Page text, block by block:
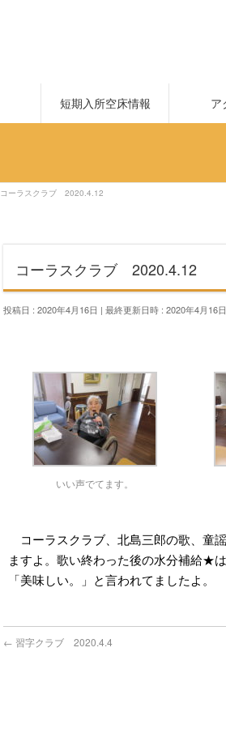
短期入所空床情報 ア
コーラスクラブ 2020.4.12
コーラスクラブ 2020.4.12
投稿日 : 2020年4月16日 最終更新日時 : 2020年4月16日
いい声でてます。
コーラスクラブ、北島三郎の歌、童
ますよ。歌い終わった後の水分補給★
「美味しい。」と言われてましたよ。
← 習字クラブ 2020.4.4